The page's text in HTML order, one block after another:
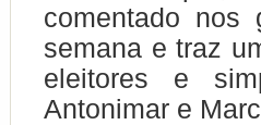
comentado nos
semana e traz
eleitores e
Antonimar e